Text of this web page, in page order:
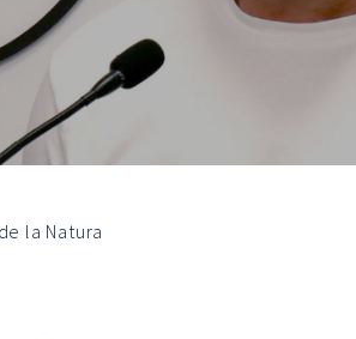
la Natura